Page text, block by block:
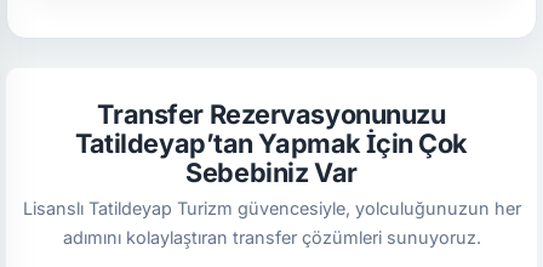
Transfer Rezervasyonunuzu
Tatildeyap’tan Yapmak İçin Çok
Sebebiniz Var
Lisanslı Tatildeyap Turizm güvencesiyle, yolculuğunuzun her
adımını kolaylaştıran transfer çözümleri sunuyoruz.